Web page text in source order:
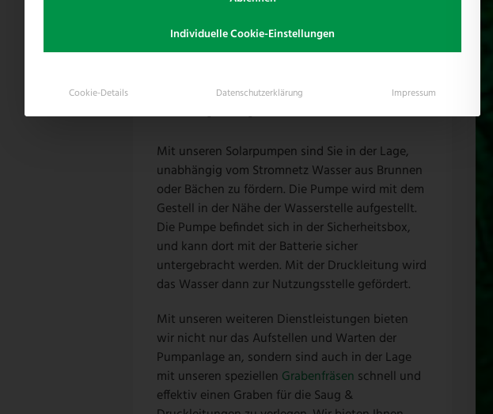
Solarpumpen
Mit unseren Solarpumpen sind Sie in der Lage,
unabhängig vom Stromnetz Wasser aus Brunnen
oder Bächen zu fördern. Die Pumpe wird mit dem
Gestell in der Nähe der Wasserstelle aufgestellt.
Die Pumpe befindet sich in der Sicherheitsbox,
und kann dort mit der Batterie sicher
untergebracht werden. Mit der Druckleitung wird
das Wasser dann zur Nutzungsstelle gefördert.
Mit unseren weiteren Dienstleistungen bieten
wir nicht nur das Aufstellen und Warten der
Pumpanlage an, sondern sind auch in der Lage
mit unseren speziellen Grabenfräsen schnell und
effektiv einen Graben für die Saug &
Individuelle Cookie-Einstellungen
Cookie-Details Datenschutzerklärung Impressum